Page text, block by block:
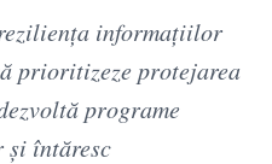
informaţiilor
prioritizeze protejarea
programe
şi întăresc